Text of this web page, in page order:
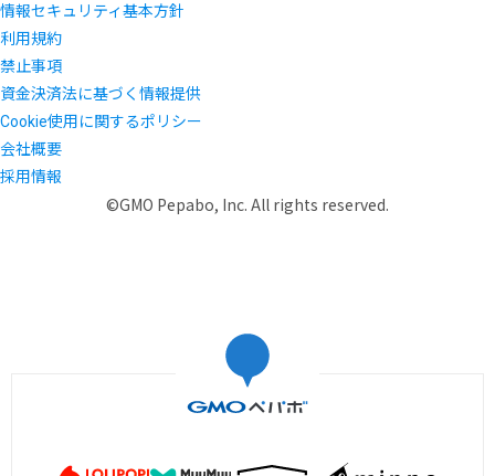
情報セキュリティ基本方針
利用規約
禁止事項
資金決済法に基づく情報提供
Cookie使用に関するポリシー
会社概要
採用情報
©GMO Pepabo, Inc. All rights reserved.